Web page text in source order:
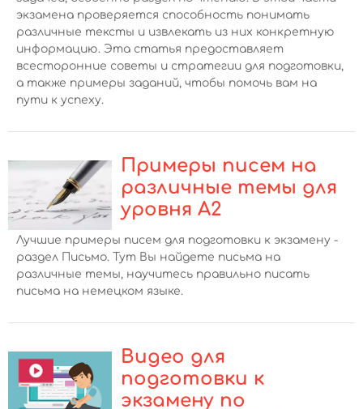
экзамена проверяется способность понимать
различные тексты и извлекать из них конкретную
информацию. Эта статья предоставляет
всесторонние советы и стратегии для подготовки,
а также примеры заданий, чтобы помочь вам на
пути к успеху.
Примеры писем на
различные темы для
уровня А2
Лучшие примеры писем для подготовки к экзамену -
раздел Письмо. Тут Вы найдете письма на
различные темы, научитесь правильно писать
письма на немецком языке.
Видео для
подготовки к
экзамену по